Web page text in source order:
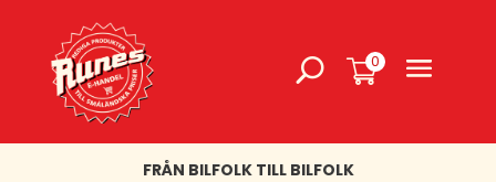
0
FRÅN BILFOLK TILL BILFOLK